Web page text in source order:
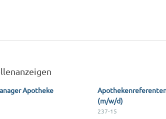
Apotheke
(m/w/d)
237-15